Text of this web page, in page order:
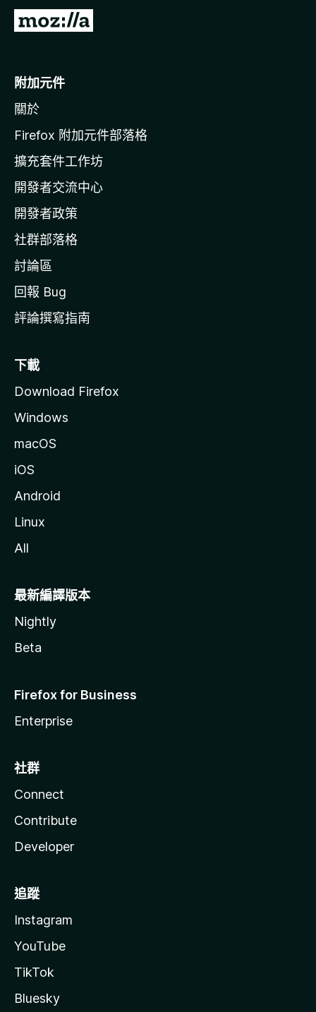
前
o
i
l
a
官
網
附加元件
關於
Firefox 附加元件部落格
擴充套件工作坊
開發者交流中心
開發者政策
社群部落格
討論區
回報 Bug
評論撰寫指南
下載
Download Firefox
Windows
macOS
iOS
Android
Linux
All
最新編譯版本
Nightly
Beta
Firefox for Business
Enterprise
社群
Connect
Contribute
Developer
追蹤
Instagram
YouTube
TikTok
Bluesky